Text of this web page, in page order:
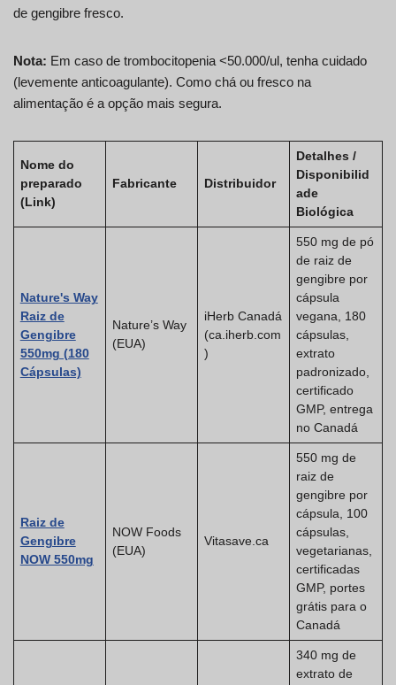
de gengibre fresco.
Nota: Em caso de trombocitopenia <50.000/ul, tenha cuidado
(levemente anticoagulante). Como chá ou fresco na
alimentação é a opção mais segura.
Nome do
preparado
(Link)
Fabricante Distribuidor
Detalhes /
Disponibilid
ade
Biológica
Nature's Way
Raiz de
Gengibre
550mg (180
Cápsulas)
Nature’s Way
(EUA)
iHerb Canadá
(ca.iherb.com
)
550 mg de pó
de raiz de
gengibre por
cápsula
vegana, 180
cápsulas,
extrato
padronizado,
certificado
GMP, entrega
no Canadá
Raiz de
Gengibre
NOW 550mg
NOW Foods
(EUA)
Vitasave.ca
550 mg de
raiz de
gengibre por
cápsula, 100
cápsulas,
vegetarianas,
certificadas
GMP, portes
grátis para o
Canadá
340 mg de
extrato de